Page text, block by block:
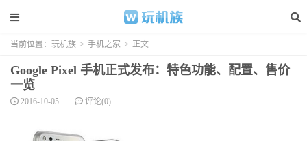
当前位置： 玩机族 > 手机之家 > 正文
Google Pixel 手机正式发布：特色功能、配置、售价
一览
2016-10-05 评论(0)